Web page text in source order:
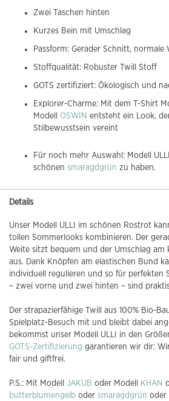
Zwei Taschen hinten
Kurzes Bein mit Umschlag
Passform: Gerader Schnitt, normale
Stoffqualität: Robuster Twill Stoff
GOTS zertifiziert: Ökologisch und
Explorer-Charme: Mit dem T-Shirt
Modell OSWIN entsteht ein Look,
Stilbewusstsein vereint
Für noch mehr Auswahl: Modell
schönen smaragdgrün zu haben.
Details
Unser Modell ULLI im schönen Rostrot
tollen Sommerlooks kombinieren. Der
Weite sitzt bequem und der Umschlag am
aus. Dank Knöpfen am elastischen Bund
individuell regulieren und so für perfekten
– zwei vorne und zwei hinten – sind
Der strapazierfähige Twill aus 100% Bio-
Spielplatz-Besuch mit und bleibt dabei
bekommst unser Modell ULLI in den
GOTS-Zertifizierung garantieren wir dir:
fair und giftfrei.
P.S.: Mit Modell JAKUB oder Modell KHAN
butterblumengelb oder smaragdgrün oder